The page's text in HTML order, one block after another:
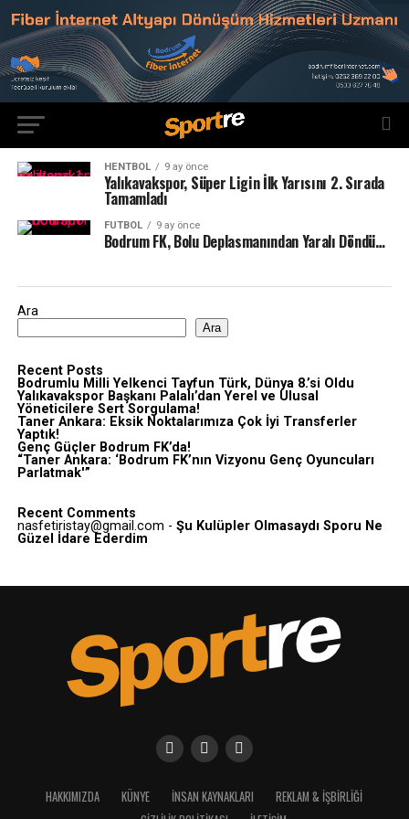
HENTBOL 9 ay önce
Yalıkavakspor, Süper Ligin İlk Yarısını 2. Sırada
Tamamladı
FUTBOL 9 ay önce
Bodrum FK, Bolu Deplasmanından Yaralı Döndü…
Ara
Ara
Recent Posts
Bodrumlu Milli Yelkenci Tayfun Türk, Dünya 8.’si Oldu
Yalıkavakspor Başkanı Palalı’dan Yerel ve Ulusal
Yöneticilere Sert Sorgulama!
Taner Ankara: Eksik Noktalarımıza Çok İyi Transferler
Yaptık!
Genç Güçler Bodrum FK’da!
“Taner Ankara: ‘Bodrum FK’nın Vizyonu Genç Oyuncuları
Parlatmak'”
Recent Comments
nasfetiristay@gmail.com - Şu Kulüpler Olmasaydı Sporu Ne
Güzel İdare Ederdim
HAKKIMIZDA KÜNYE İNSAN KAYNAKLARI
REKLAM & İŞBIRLIĞI